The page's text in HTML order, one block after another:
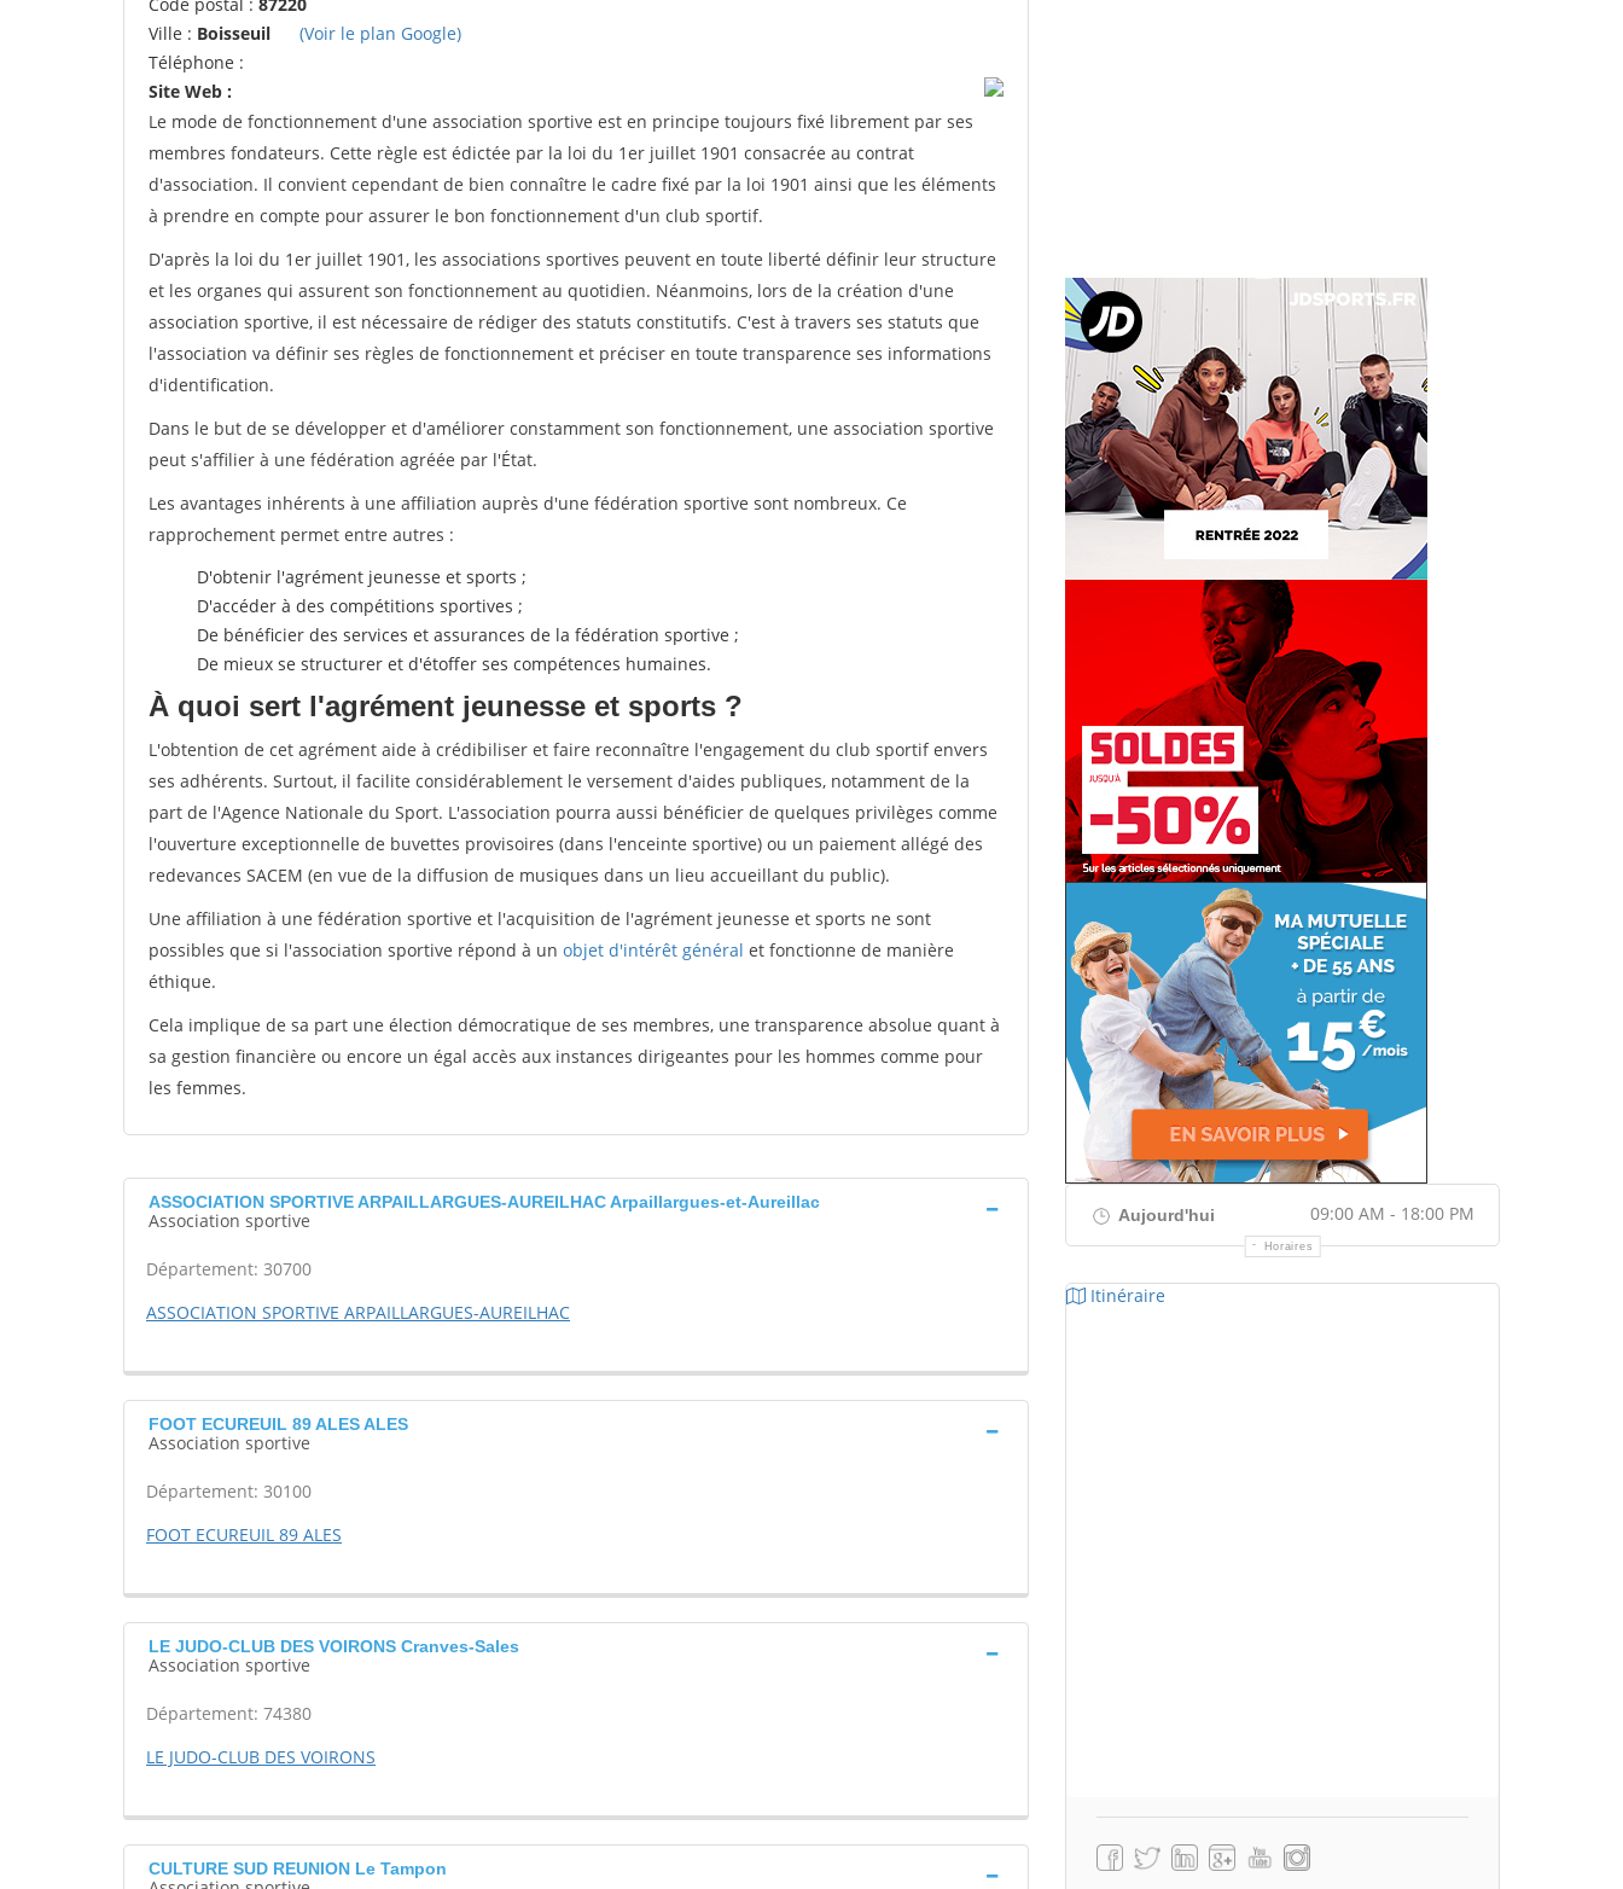
Ville : Boisseuil
(Voir le plan Google)
Téléphone :
Site Web :
Le mode de fonctionnement d'une association sportive est en principe toujours fixé librement par ses
membres fondateurs. Cette règle est édictée par la loi du 1er juillet 1901 consacrée au contrat
d'association. Il convient cependant de bien connaître le cadre fixé par la loi 1901 ainsi que les éléments
à prendre en compte pour assurer le bon fonctionnement d'un club sportif.
D'après la loi du 1er juillet 1901, les associations sportives peuvent en toute liberté définir leur structure
et les organes qui assurent son fonctionnement au quotidien. Néanmoins, lors de la création d'une
association sportive, il est nécessaire de rédiger des statuts constitutifs. C'est à travers ses statuts que
l'association va définir ses règles de fonctionnement et préciser en toute transparence ses informations
d'identification.
Dans le but de se développer et d'améliorer constamment son fonctionnement, une association sportive
peut s'affilier à une fédération agréée par l'État.
Les avantages inhérents à une affiliation auprès d'une fédération sportive sont nombreux. Ce
rapprochement permet entre autres :
D'obtenir l'agrément jeunesse et sports ;
D'accéder à des compétitions sportives ;
De bénéficier des services et assurances de la fédération sportive ;
De mieux se structurer et d'étoffer ses compétences humaines.
À quoi sert l'agrément jeunesse et sports ?
L'obtention de cet agrément aide à crédibiliser et faire reconnaître l'engagement du club sportif envers
ses adhérents. Surtout, il facilite considérablement le versement d'aides publiques, notamment de la
part de l'Agence Nationale du Sport. L'association pourra aussi bénéficier de quelques privilèges comme
l'ouverture exceptionnelle de buvettes provisoires (dans l'enceinte sportive) ou un paiement allégé des
redevances SACEM (en vue de la diffusion de musiques dans un lieu accueillant du public).
Une affiliation à une fédération sportive et l'acquisition de l'agrément jeunesse et sports ne sont
possibles que si l'association sportive répond à un objet d'intérêt général et fonctionne de manière
éthique.
Cela implique de sa part une élection démocratique de ses membres, une transparence absolue quant à
sa gestion financière ou encore un égal accès aux instances dirigeantes pour les hommes comme pour
les femmes.
ASSOCIATION SPORTIVE ARPAILLARGUES-AUREILHAC Arpaillargues-et-Aureillac
Association sportive
Département: 30700
ASSOCIATION SPORTIVE ARPAILLARGUES-AUREILHAC
FOOT ECUREUIL 89 ALES ALES
Association sportive
Département: 30100
FOOT ECUREUIL 89 ALES
LE JUDO-CLUB DES VOIRONS Cranves-Sales
Association sportive
Département: 74380
LE JUDO-CLUB DES VOIRONS
CULTURE SUD REUNION Le Tampon
Aujourd'hui 09:00 AM - 18:00 PM
Horaires
Itinéraire